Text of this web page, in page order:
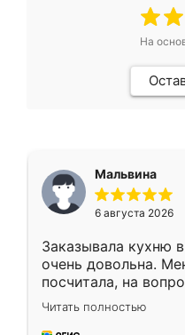
На
Мальвина
6 августа 2026
Заказывала кухню
очень довольна.
посчитала, на
Замерщик приехал
делу со всей
Читать полностью